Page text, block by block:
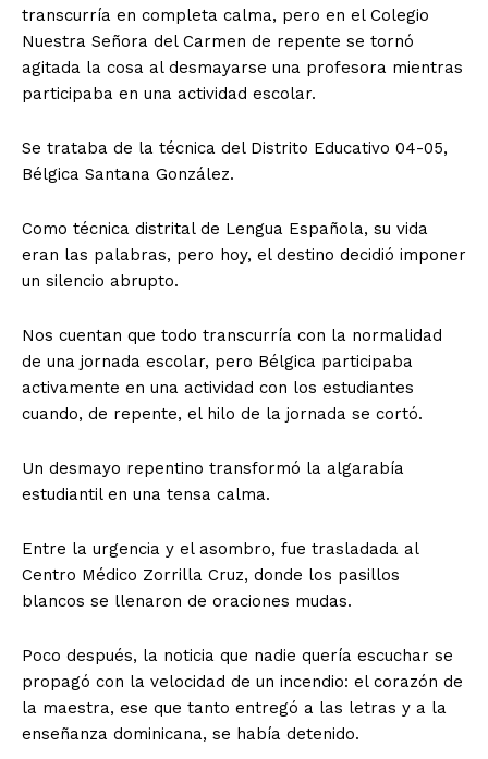
transcurría en completa calma, pero en el Colegio
Nuestra Señora del Carmen de repente se tornó
agitada la cosa al desmayarse una profesora mientras
participaba en una actividad escolar.
Se trataba de la técnica del Distrito Educativo 04-05,
Bélgica Santana González.
Como técnica distrital de Lengua Española, su vida
eran las palabras, pero hoy, el destino decidió imponer
un silencio abrupto.
Nos cuentan que todo transcurría con la normalidad
de una jornada escolar, pero Bélgica participaba
activamente en una actividad con los estudiantes
cuando, de repente, el hilo de la jornada se cortó.
Un desmayo repentino transformó la algarabía
estudiantil en una tensa calma.
Entre la urgencia y el asombro, fue trasladada al
Centro Médico Zorrilla Cruz, donde los pasillos
blancos se llenaron de oraciones mudas.
Poco después, la noticia que nadie quería escuchar se
propagó con la velocidad de un incendio: el corazón de
la maestra, ese que tanto entregó a las letras y a la
enseñanza dominicana, se había detenido.